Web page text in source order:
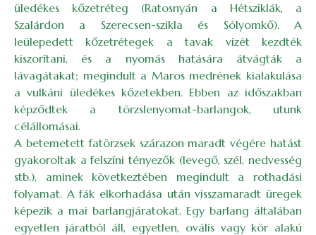
üledékes kőzetréteg (Ratosnyán a Hétsziklák, a
Szalárdon a Szerecsen-szikla és Sólyomkő). A
leülepedett kőzetrétegek a tavak vizét kezdték
kiszorítani, és a nyomás hatására átvágták a
lávagátakat; megindult a Maros medrének kialakulása
a vulkáni üledékes kőzetekben. Ebben az időszakban
képződtek a törzslenyomat-barlangok, utunk
célállomásai.
A betemetett fatörzsek szárazon maradt végére hatást
gyakoroltak a felszíni tényezők (levegő, szél, nedvesség
stb.), aminek következtében megindult a rothadási
folyamat. A fák elkorhadása után visszamaradt üregek
képezik a mai barlangjáratokat. Egy barlang általában
egyetlen járatból áll, egyetlen, ovális vagy kör alakú